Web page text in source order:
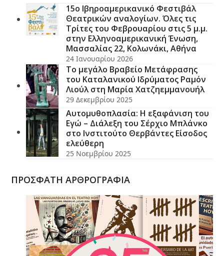
15ο Ιβηροαμερικανικό Φεστιβάλ
Θεατρικών αναλογίων. Όλες τις
Τρίτες του Φεβρουαρίου στις 5 μ.μ.
στην Ελληνοαμερικανική Ένωση,
Μασσαλίας 22, Κολωνάκι, Αθήνα
24 Ιανουαρίου 2026
Το μεγάλο Βραβείο Μετάφρασης
του Καταλανικού Ιδρύματος Ραμόν
Λιούλ στη Μαρία Χατζηεμμανουήλ
29 Δεκεμβρίου 2025
Αυτομυθοπλασία: Η εξαφάνιση του
Εγώ – Διάλεξη του Σέρχιο Μπλάνκο
στο Ινστιτούτο Θερβάντες Είσοδος
ελεύθερη
25 Νοεμβρίου 2025
ΠΡΟΣΦΑΤΗ ΑΡΘΡΟΓΡΑΦΙΑ